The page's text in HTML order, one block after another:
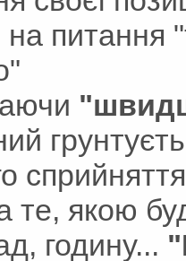
на питання
те, якою
годину...